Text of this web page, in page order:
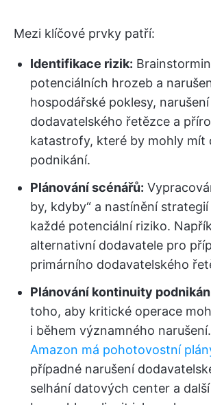
Mezi klíčové prvky patří:
Identifikace rizik:
potenciálních hrozeb a
hospodářské poklesy, narušení
dodavatelského řetězce a
katastrofy, které by mohly mít
podnikání.
Plánování scénářů:
by, kdyby“ a nastínění
každé potenciální riziko.
alternativní dodavatele pro
primárního dodavatelského
Plánování kontinuity
toho, aby kritické operace
i během významného
Amazon má pohotovostní
případné narušení
selhání datových center a